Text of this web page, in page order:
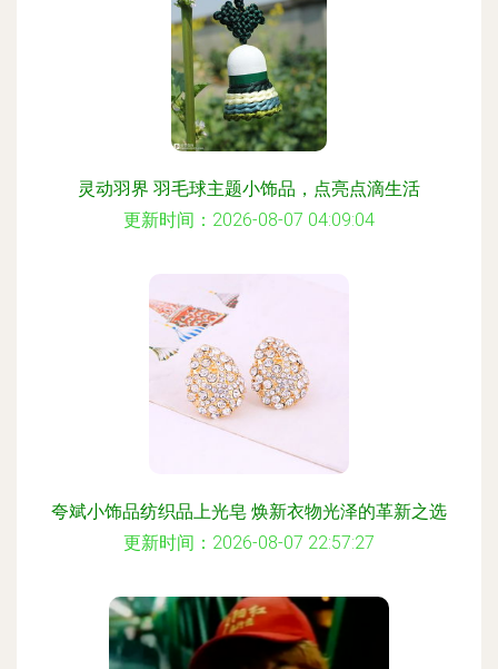
灵动羽界 羽毛球主题小饰品，点亮点滴生活
更新时间：2026-08-07 04:09:04
夸斌小饰品纺织品上光皂 焕新衣物光泽的革新之选
更新时间：2026-08-07 22:57:27